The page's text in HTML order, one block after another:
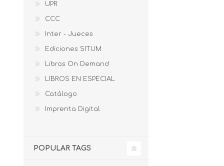
UPR
CCC
Inter - Jueces
Ediciones SITUM
Libros On Demand
LIBROS EN ESPECIAL
Catálogo
Imprenta Digital
POPULAR TAGS